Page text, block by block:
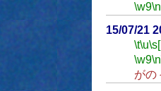
\w9\n
15/07/21
\t\u
\w9\n
がの